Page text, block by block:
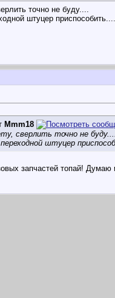
точно не буду....
штуцер
Mmm18
сверлить точно не буду....
штуцер
запчастей топай!